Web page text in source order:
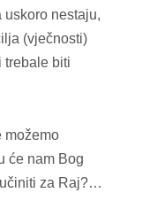
nestaju,
(vječnosti)
trebale biti
možemo
će nam Bog
za Raj?…